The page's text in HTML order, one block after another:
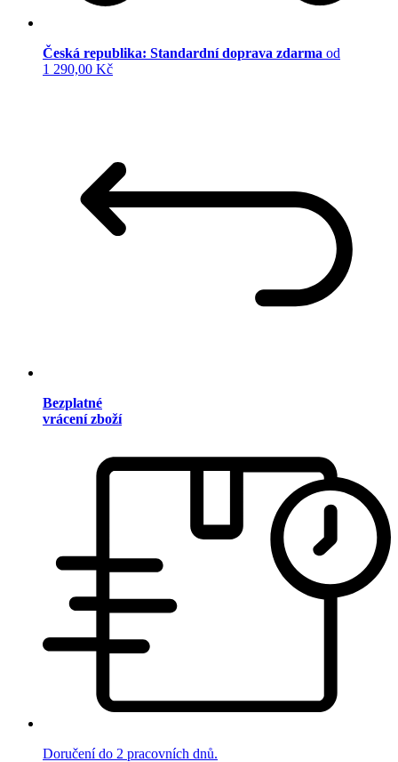
Česká republika: Standardní doprava zdarma od
1 290,00 Kč
Bezplatné
vrácení zboží
Doručení do 2 pracovních dnů.